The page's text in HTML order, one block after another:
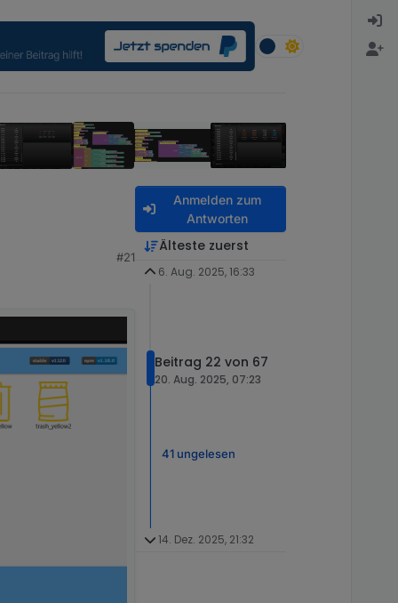
#21
Anmelden zum
Antworten
Älteste zuerst
6. Aug. 2025, 16:33
Beitrag 22 von 67
20. Aug. 2025, 07:23
41 ungelesen
14. Dez. 2025, 21:32